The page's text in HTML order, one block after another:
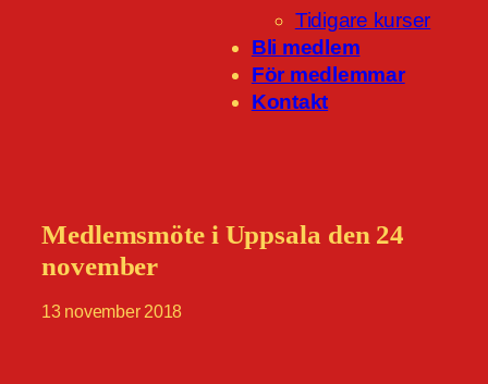
Tidigare kurser
Bli medlem
För medlemmar
Kontakt
Medlemsmöte i Uppsala den 24
november
13 november 2018